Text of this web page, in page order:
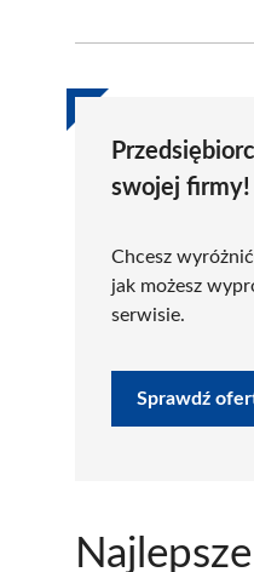
swojej firmy!
Chcesz
jak możesz
serwisie.
Sprawdź